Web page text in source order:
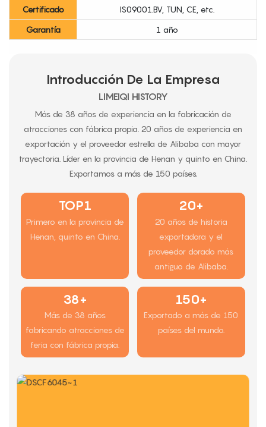
Certificado
IS09001.BV, TUN, CE, etc.
Garantía
1 año
Introducción De La Empresa
LIMEIQI HISTORY
Más de 38 años de experiencia en la fabricación de
atracciones con fábrica propia. 20 años de experiencia en
exportación y el proveedor estrella de Alibaba con mayor
trayectoria. Líder en la provincia de Henan y quinto en China.
Exportamos a más de 150 países.
TOP1
Primero en la provincia de
Henan, quinto en China.
20+
20 años de historia
exportadora y el
proveedor dorado más
antiguo de Alibaba.
38+
Más de 38 años
fabricando atracciones de
feria con fábrica propia.
150+
Exportado a más de 150
países del mundo.